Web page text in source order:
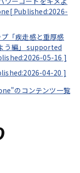
Published:2026-
「疾走感と重厚感
う編」 supported
05-16 ]
04-20 ]
のコンテンツ一覧